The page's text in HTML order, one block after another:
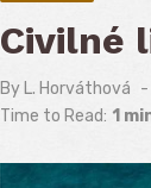
Civilné
By L. Horváthová
Time to Read: 1